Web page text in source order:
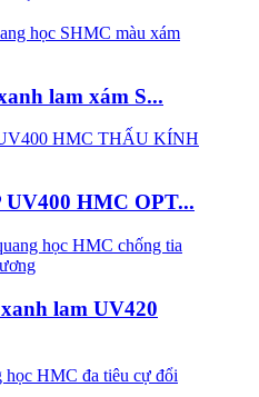
lam xám S...
UV400 HMC OPT...
lam UV420